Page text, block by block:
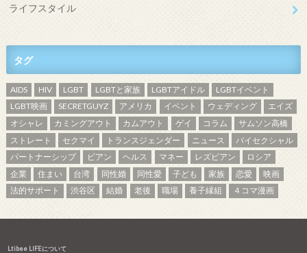
ライフスタイル
タグ
AIDS HIV LGBT LGBTと家族 LGBTアイドル
LGBTイベント
LGBT映画
SECRETGUYZ アメリカ イベント ウェディング
エイズ
オシャレ
カミングアウト カムアウト ゲイ コラム
サムソン高橋
ストレート
セクマイ トランスジェンダー ニュース
バイセクシャル
パートナーシップ
ビアン ヘルス マネー レズビアン
ロシア
企業
住まい 台湾 同性婚 同性愛 子ども 家族 恋愛
映画
法的サポート
渋谷区 結婚 老後 職場 養子縁組 ４コマ漫画
Ltibee LIFEについて